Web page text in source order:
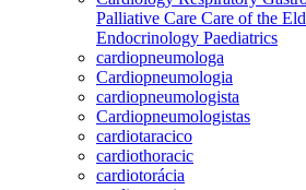
Palliative Care Care of the
Endocrinology Paediatrics
cardiopneumologa
Cardiopneumologia
cardiopneumologista
Cardiopneumologistas
cardiotaracico
cardiothoracic
cardiotorácia